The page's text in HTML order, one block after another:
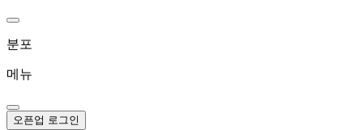
분포
메뉴
오픈업 로그인